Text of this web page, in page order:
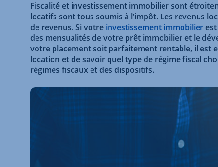
Fiscalité et investissement immobilier sont
locatifs sont tous soumis à l’impôt. Les revenus
de revenus. Si votre investissement immobilier
des mensualités de votre prêt immobilier et le
votre placement soit parfaitement rentable, il est
location et de savoir quel type de régime fiscal
régimes fiscaux et des dispositifs.